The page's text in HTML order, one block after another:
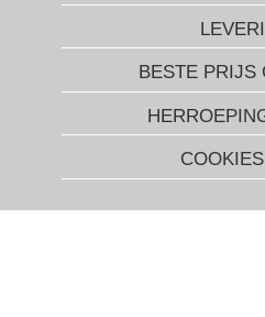
BESTE PRIJS